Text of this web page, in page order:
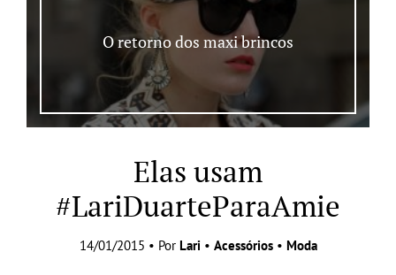
O retorno dos maxi brincos
Elas usam
#LariDuarteParaAmie
14/01/2015 • Por Lari • Acessórios• Moda